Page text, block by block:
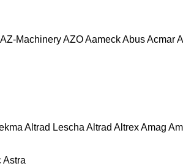
AZ-MachineryAZOAameckAbusAcmar
Altrad Lescha Altrad AltrexAmag
Astra